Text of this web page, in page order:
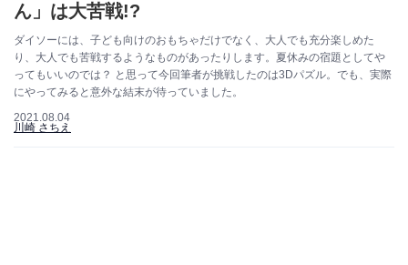
ん」は大苦戦!?
ダイソーには、子ども向けのおもちゃだけでなく、大人でも充分楽しめた
り、大人でも苦戦するようなものがあったりします。夏休みの宿題としてや
ってもいいのでは？ と思って今回筆者が挑戦したのは3Dパズル。でも、実際
にやってみると意外な結末が待っていました。
2021.08.04
川崎 さちえ